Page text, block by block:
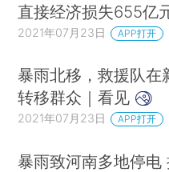
直接经济损失655亿
2021年07月23日 APP打开
暴雨北移，救援队在
转移群众｜看见
2021年07月23日 APP打开
暴雨致河南多地停电